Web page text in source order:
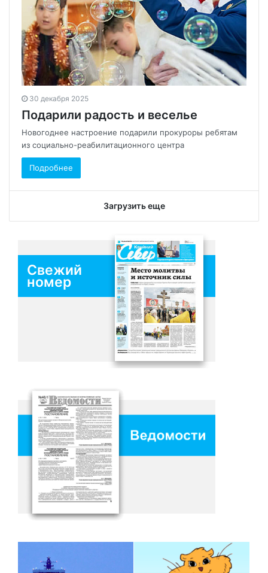
30 декабря 2025
Подарили радость и веселье
Новогоднее настроение подарили прокуроры ребятам
из социально-реабилитационного центра
Подробнее
Загрузить еще
Свежий
номер